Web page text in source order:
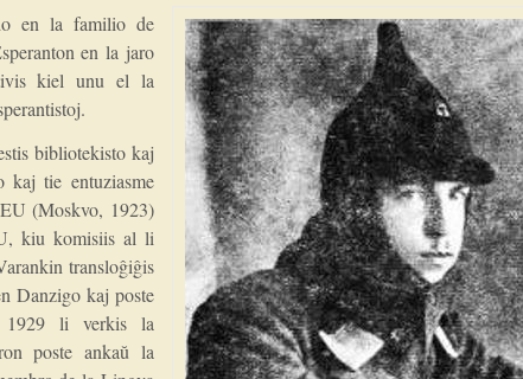
en la familio de
en la jaro
kiel unu el la
bibliotekisto kaj
kaj tie entuziasme
(Moskvo, 1923)
kiu komisiis al li
transloĝiĝis
Danzigo kaj poste
1929 li verkis la
poste ankaŭ la